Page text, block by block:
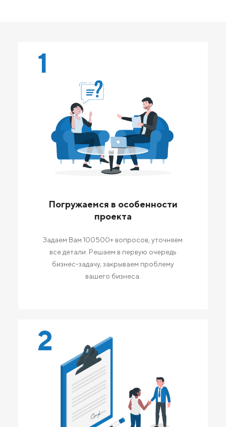
1
Погружаемся в особенности
проекта
Задаем Вам 100500+ вопросов, уточняем
все детали. Решаем в первую очередь
бизнес-задачу, закрываем проблему
вашего бизнеса.
2